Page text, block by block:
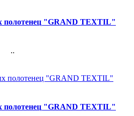
полотенец "GRAND TEXTIL"
..
полотенец "GRAND TEXTIL"